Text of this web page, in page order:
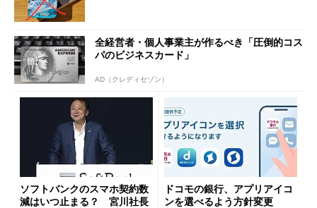
全経営者・個人事業主が作るべき「圧倒的コス
パのビジネスカード」
AD（クレディセゾン）
ソフトバンクのスマホ契約数
減はいつ止まる？ 宮川社長
ドコモの銀行、アプリアイコ
ンを選べるよう方針変更